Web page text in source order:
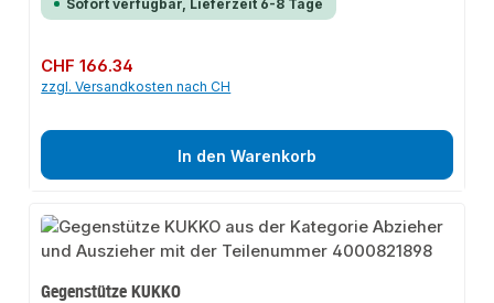
Sofort verfügbar, Lieferzeit 6-8 Tage
Regulärer Preis:
CHF 166.34
zzgl. Versandkosten nach CH
In den Warenkorb
Gegenstütze KUKKO